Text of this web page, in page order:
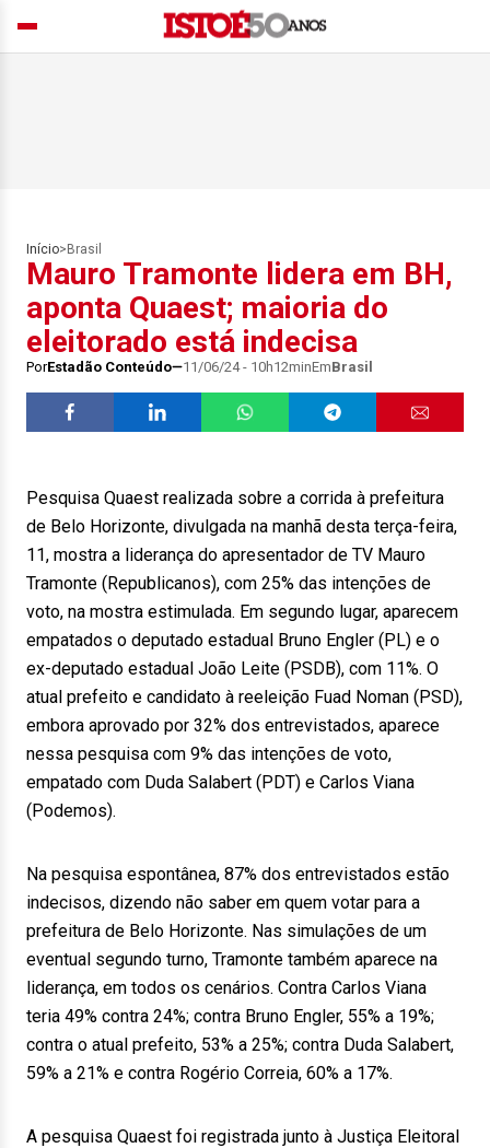
Início> Brasil
Mauro Tramonte lidera em BH,
aponta Quaest; maioria do
eleitorado está indecisa
PorEstadão Conteúdo 11/06/24 - 10h12minEmBrasil
Pesquisa Quaest realizada sobre a corrida à prefeitura
de Belo Horizonte, divulgada na manhã desta terça-feira,
11, mostra a liderança do apresentador de TV Mauro
Tramonte (Republicanos), com 25% das intenções de
voto, na mostra estimulada. Em segundo lugar, aparecem
empatados o deputado estadual Bruno Engler (PL) e o
ex-deputado estadual João Leite (PSDB), com 11%. O
atual prefeito e candidato à reeleição Fuad Noman (PSD),
embora aprovado por 32% dos entrevistados, aparece
nessa pesquisa com 9% das intenções de voto,
empatado com Duda Salabert (PDT) e Carlos Viana
(Podemos).
Na pesquisa espontânea, 87% dos entrevistados estão
indecisos, dizendo não saber em quem votar para a
prefeitura de Belo Horizonte. Nas simulações de um
eventual segundo turno, Tramonte também aparece na
liderança, em todos os cenários. Contra Carlos Viana
teria 49% contra 24%; contra Bruno Engler, 55% a 19%;
contra o atual prefeito, 53% a 25%; contra Duda Salabert,
59% a 21% e contra Rogério Correia, 60% a 17%.
A pesquisa Quaest foi registrada junto à Justiça Eleitoral